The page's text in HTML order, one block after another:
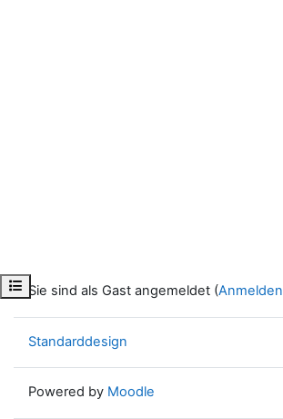
Kursindex öffnen
Sie sind als Gast angemeldet (Anmelden
Standarddesign
Powered by Moodle